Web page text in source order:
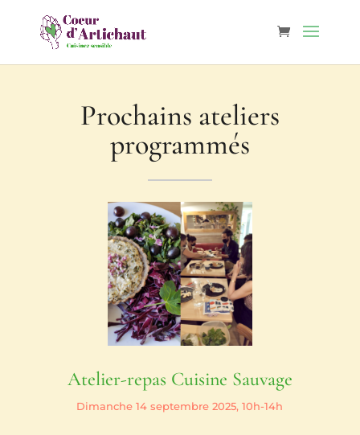
Prochains ateliers
programmés
Atelier-repas Cuisine Sauvage
Dimanche 14 septembre 2025, 10h-14h